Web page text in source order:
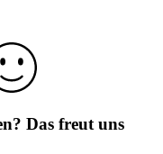
Das freut uns